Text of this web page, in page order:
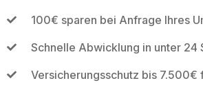
100€ sparen bei Anfrage Ihres
Schnelle Abwicklung in unter 24
Versicherungsschutz bis 7.500€